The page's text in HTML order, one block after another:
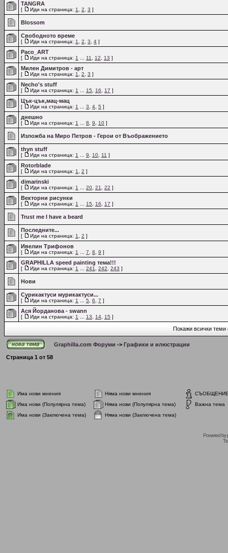
TANGRA
[ Иди на страница: 1 2 3 ]
Blossom
Свободното време
[ Иди на страница: 1 2 3 4 ]
Paco_ART
[ Иди на страница: 1 11 12 13 ]
Милен Димитров - арт
[ Иди на страница: 1 2 3 ]
Necho's stuff
[ Иди на страница: 1 15 16 17 ]
Цък-цък,мац-мац
[ Иди на страница: 1 3 4 5 ]
днешно
[ Иди на страница: 1 8 9 10 ]
Изложба на Миро Петров - Герои от Въображението
thyn stuff
[ Иди на страница: 1 9 10 11 ]
Rotorblade
[ Иди на страница: 1 2 ]
dimarinski
[ Иди на страница: 1 20 21 22 ]
Векторни рисунки
[ Иди на страница: 1 15 16 17 ]
Trust me I have a beard
Последните...
[ Иди на страница: 1 2 ]
Ивелин Трифонов
[ Иди на страница: 1 7 8 9 ]
GRAPHILLA speed painting тема!!!
[ Иди на страница: 1 241 242 243 ]
Нови
Сурикактуси мурикактуси...
[ Иди на страница: 1 5 6 7 ]
Ася Йорданова - swann
[ Иди на страница: 1 13 14 15 ]
Покажи всички теми
Graphilla.com Форуми -> Графики и илюстрации
Страница 1 от 58
Има нови мнения Няма нови мнения
Има нови (Популярна тема)
Няма нови (Популярна тема)
Важна тема
Има нови (Заключена тема)
Няма нови (Заключена тема)
Powered by